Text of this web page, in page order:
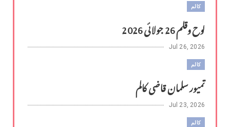
کالم
لوح وقلم 26 جولائی 2026
Jul 26, 2026
کالم
تمیور سلمان قاضی کالم
Jul 23, 2026
کالم